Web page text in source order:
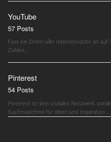
YouTube
57 Posts
Fast ein Drittel aller Internetnutzer ist auf
Zahlen,…
Pinterest
54 Posts
Pinterest ist kein soziales Netzwerk,
Suchmaschine für Ideen und Inspiration.…